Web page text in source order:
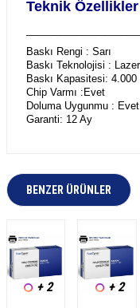
Teknik Özellikler
Baskı Rengi : Sarı
Baskı Teknolojisi :
Baskı Kapasitesi:
Chip Varmı :Evet
Doluma Uygunmu : Evet
Garanti: 12 Ay
BENZER ÜRÜNLER
+ 2 + 2